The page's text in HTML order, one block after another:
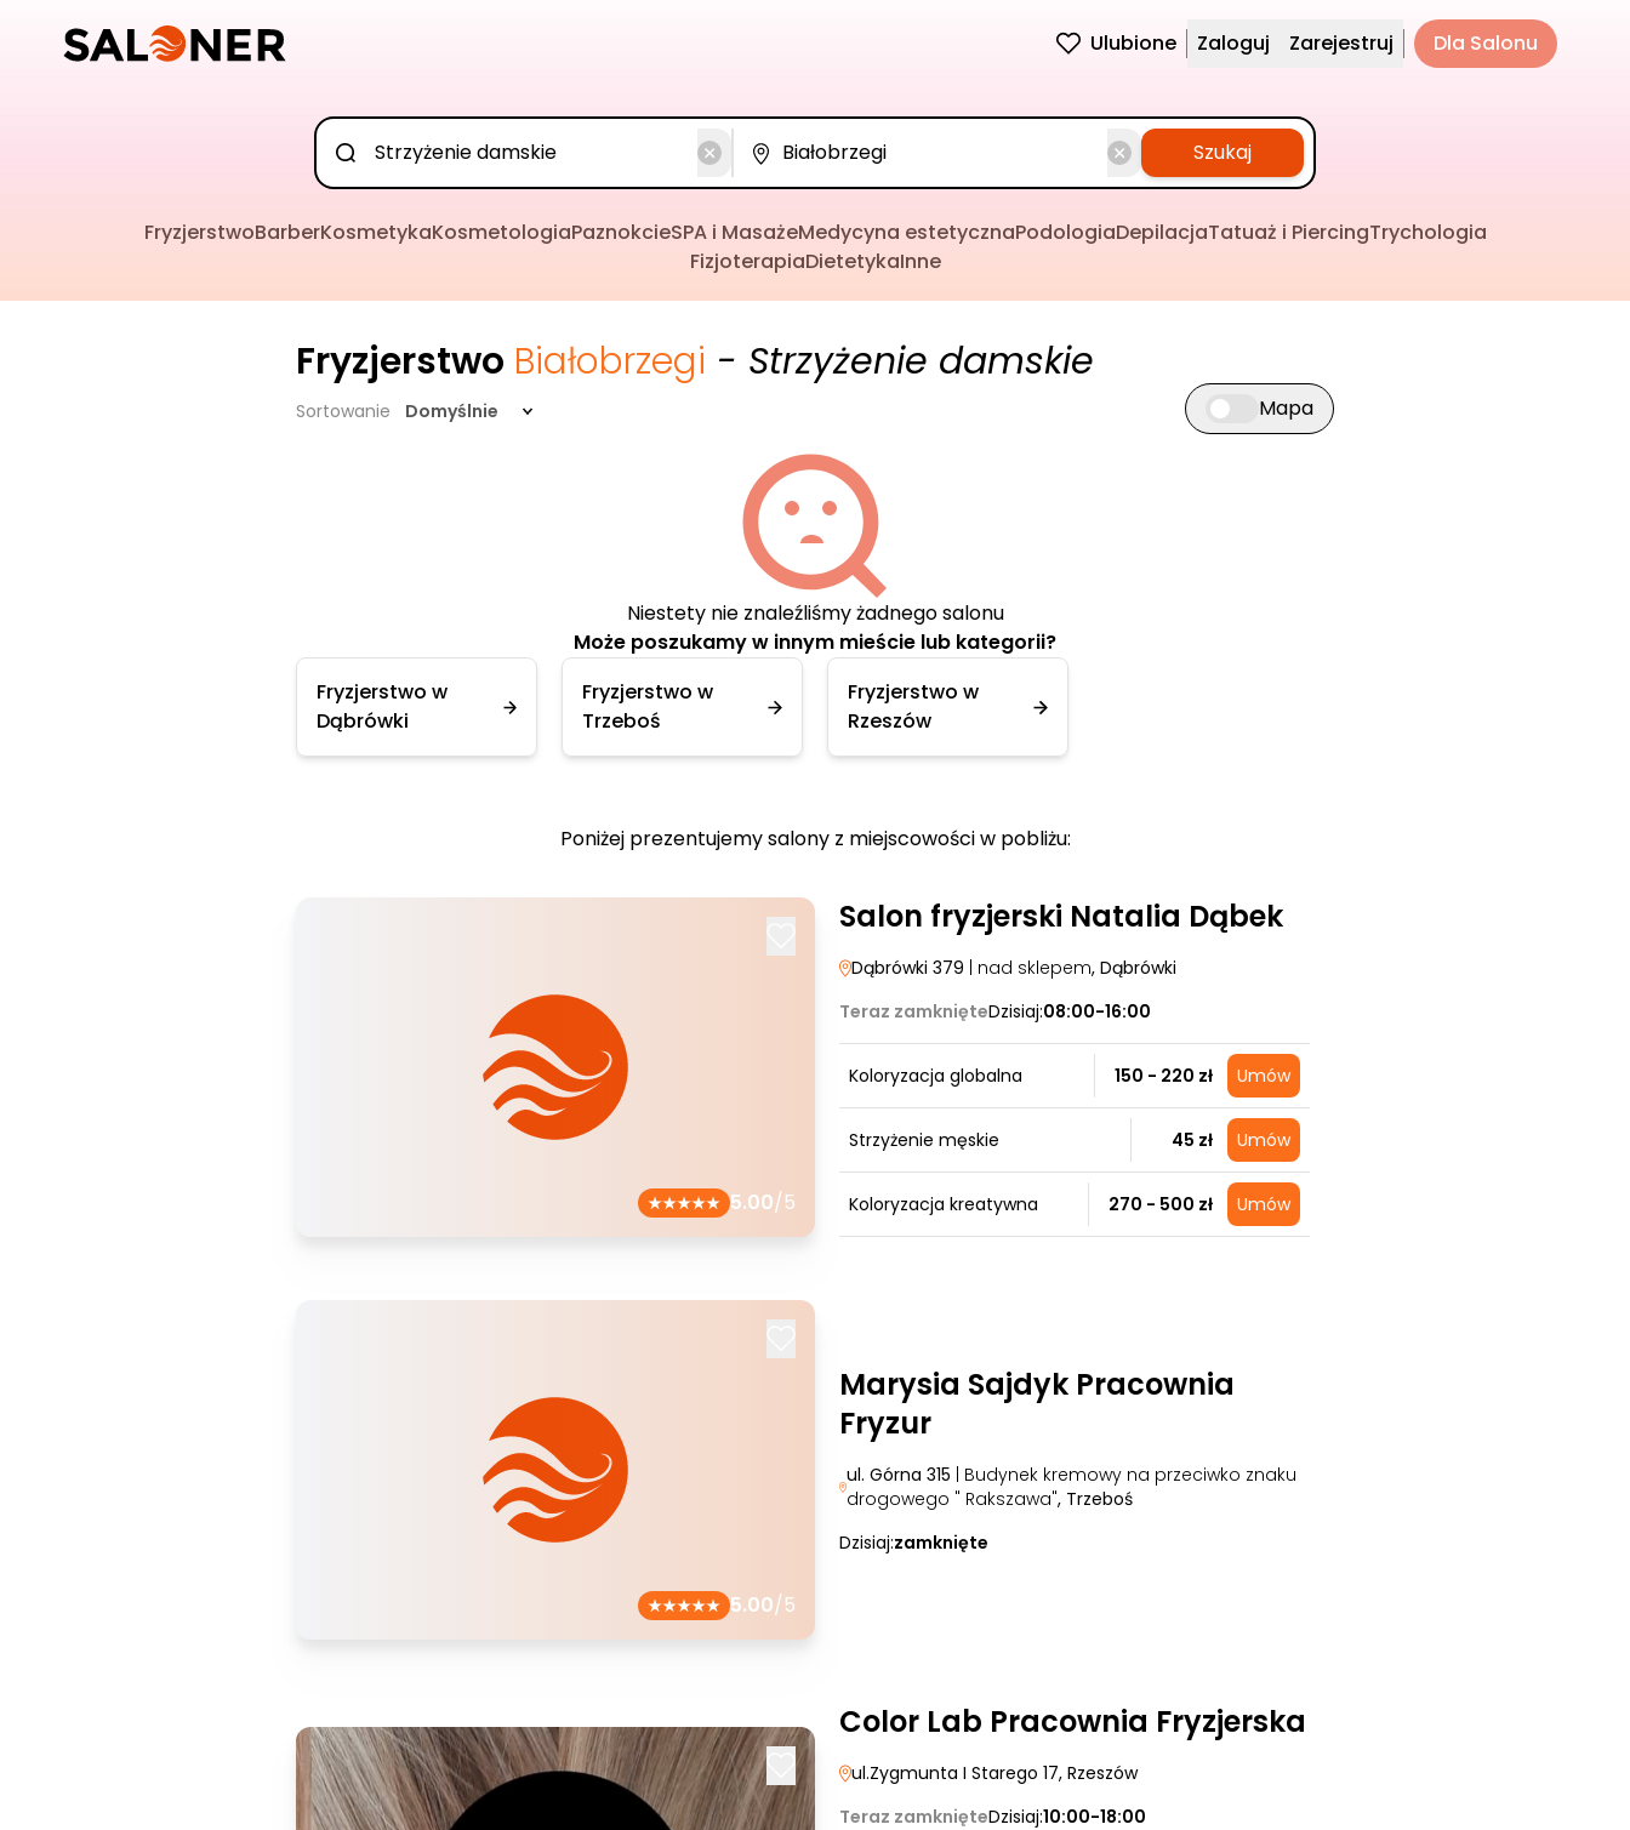
Ulubione Zaloguj Zarejestruj Dla Salonu
Szukaj
FryzjerstwoBarberKosmetykaKosmetologiaPaznokcieSPA i MasażeMedycyna estetycznaPodologiaDepilacjaTatuaż i PiercingTrychologia
FizjoterapiaDietetykaInne
Fryzjerstwo Białobrzegi - Strzyżenie damskie
Sortowanie Domyślnie Przełącz widok mapy
Mapa
Niestety nie znaleźliśmy żadnego salonu
Może poszukamy w innym mieście lub kategorii?
Fryzjerstwo w
Dąbrówki
Fryzjerstwo w
Trzeboś
Fryzjerstwo w
Rzeszów
Poniżej prezentujemy salony z miejscowości w pobliżu:
5.00/5
Salon fryzjerski Natalia Dąbek
Dąbrówki 379 | nad sklepem, Dąbrówki
Teraz zamknięteDzisiaj:08:00-16:00
Koloryzacja globalna 150 - 220 zł Umów
Strzyżenie męskie 45 zł Umów
Koloryzacja kreatywna 270 - 500 zł Umów
5.00/5
Marysia Sajdyk Pracownia
Fryzur
ul. Górna 315 | Budynek kremowy na przeciwko znaku
drogowego " Rakszawa", Trzeboś
Dzisiaj:zamknięte
Color Lab Pracownia Fryzjerska
ul.Zygmunta I Starego 17, Rzeszów
Teraz zamknięteDzisiaj:10:00-18:00